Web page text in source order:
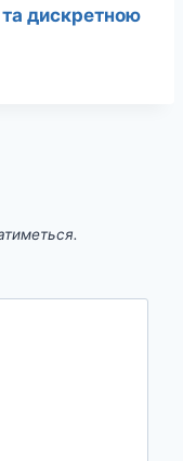
дискретною